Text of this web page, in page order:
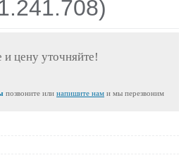
и цену уточняйте!
позвоните или напишите нам и мы перезвоним